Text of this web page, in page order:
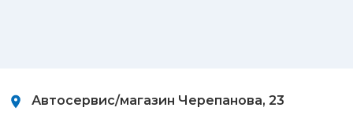
Автосервис/магазин Черепанова, 23